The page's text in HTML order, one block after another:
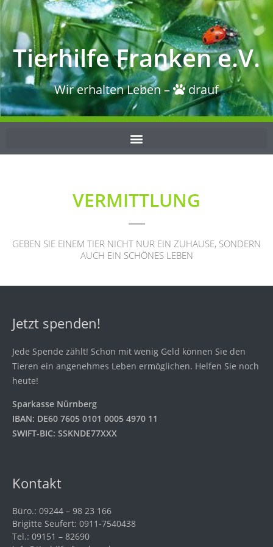
Tierhilfe Franken e.V.
Wir erhalten Leben – drauf
VERMITTLUNG
GEBEN SIE EINEM TIER NICHT NUR EIN ZUHAUSE, SONDERN
AUCH EIN SCHÖNES LEBEN
Jetzt spenden!
Jede Spende zählt! Schon mit wenig Geld können Sie den
Tieren ein angenehmes Leben ermöglichen. Helfen Sie noch
heute!
Sparkasse Nürnberg
IBAN: DE60 7605 0101 0005 4970 11
SWIFT-BIC: SSKNDE77XXX
Kontakt
Büro.: 09244 – 98 23 166
Brigitte Seufert: 0911-7540438
Tel.: 09151 – 82690